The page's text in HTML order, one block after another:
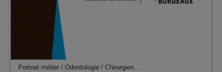
Portrait métier / Odontologie / Chirurgien…